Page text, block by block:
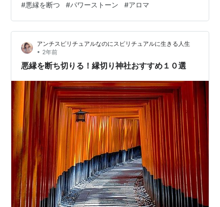
くなります。笑 そんな時、どうすれば悪運を断ち切り、
ポジティブなエネルギーを取り戻したいですよね？ 今回
は、悪運を断ち切るためにできる具体的な方法につい
て、香りやパワーストーン、日常の習慣、そして悪縁を
断ち切る神社などを交えながらご紹介します。 悪運の原
因とは？ 悪運とは何か？ 悪運とは、連…
#悪縁を断つ #パワーストーン #アロマ
アンチスピリチュアルなのにスピリチュアルに生きる人生
• 2年前
悪縁を断ち切りる！縁切り神社おすすめ１０選